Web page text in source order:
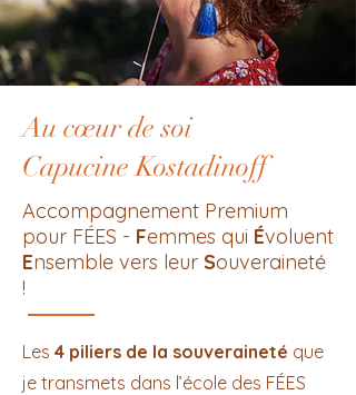
Au cœur de soi
Capucine Kostadinoff
Accompagnement Premium
pour FÉES - Femmes qui Évoluent
Ensemble vers leur Souveraineté
!
Les 4 piliers de la souveraineté que
je transmets dans l’école des FÉES